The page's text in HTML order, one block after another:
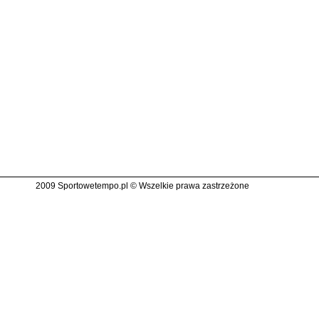
2009 Sportowetempo.pl © Wszelkie prawa zastrzeżone